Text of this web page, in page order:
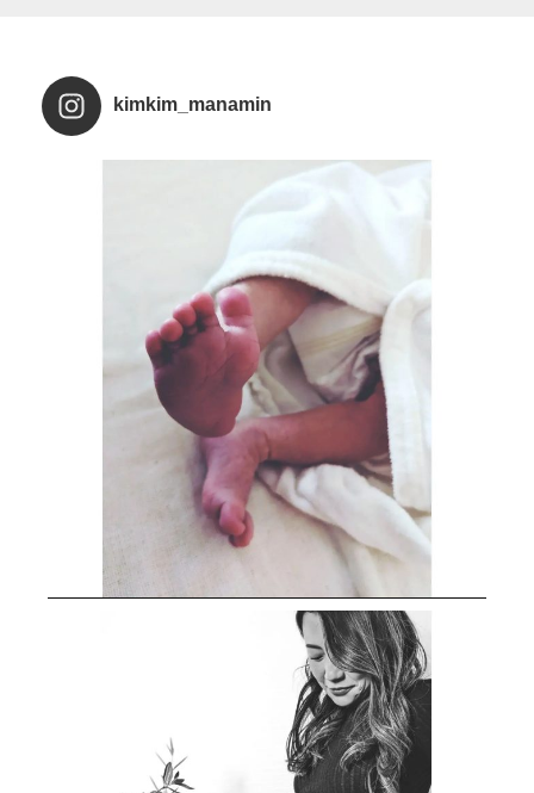
kimkim_manamin